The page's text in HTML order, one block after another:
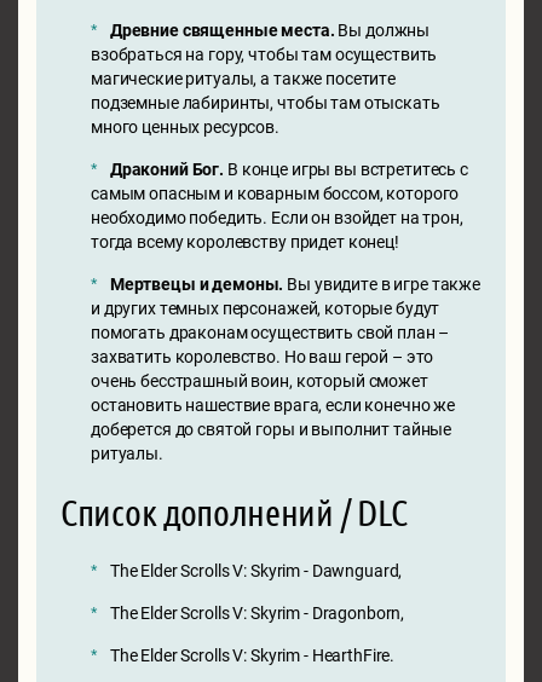
Древние священные места. Вы должны
взобраться на гору, чтобы там осуществить
магические ритуалы, а также посетите
подземные лабиринты, чтобы там отыскать
много ценных ресурсов.
Драконий Бог. В конце игры вы встретитесь с
самым опасным и коварным боссом, которого
необходимо победить. Если он взойдет на трон,
тогда всему королевству придет конец!
Мертвецы и демоны. Вы увидите в игре также
и других темных персонажей, которые будут
помогать драконам осуществить свой план –
захватить королевство. Но ваш герой – это
очень бесстрашный воин, который сможет
остановить нашествие врага, если конечно же
доберется до святой горы и выполнит тайные
ритуалы.
Список дополнений / DLC
The Elder Scrolls V: Skyrim - Dawnguard,
The Elder Scrolls V: Skyrim - Dragonborn,
The Elder Scrolls V: Skyrim - HearthFire.